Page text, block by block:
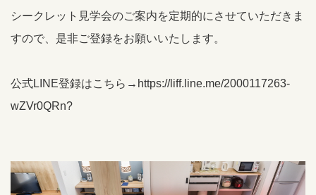
シークレット見学会のご案内を定期的にさせていただきま
すので、是非ご登録をお願いいたします。
公式LINE登録はこちら→ https://liff.line.me/2000117263-
wZVr0QRn?